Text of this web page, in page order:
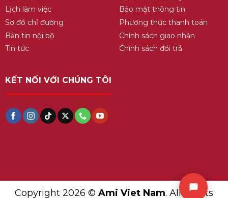
Lịch làm việc
Sơ đồ chỉ đường
Bản tin nội bộ
Tin tức
Bảo mật thông tin
Phương thức thanh toán
Chính sách giao nhận
Chính sách đổi trả
KẾT NỐI VỚI CHÚNG TÔI
Copyright 2026 © Ami Viet Nam. All Rights